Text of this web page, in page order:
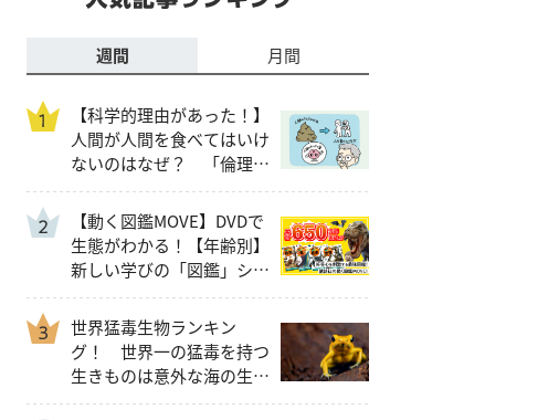
週間 月間
【科学的理由があった！】
人間が人間を食べてはいけ
ないのはなぜ？ 「倫理
的・社会的な問題」以外の
説明とは
【動く図鑑MOVE】DVDで
生態がわかる！【年齢別】
新しい学びの「図鑑」シリ
ーズ
世界猛毒生物ランキン
グ！ 世界一の猛毒を持つ
生きものは意外な海の生き
もの!?